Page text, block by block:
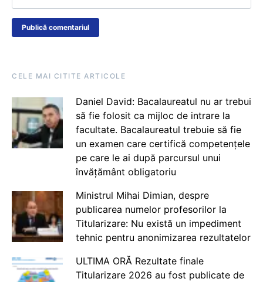
CELE MAI CITITE ARTICOLE
Daniel David: Bacalaureatul nu ar trebui
să fie folosit ca mijloc de intrare la
facultate. Bacalaureatul trebuie să fie
un examen care certifică competențele
pe care le ai după parcursul unui
învățământ obligatoriu
Ministrul Mihai Dimian, despre
publicarea numelor profesorilor la
Titularizare: Nu există un impediment
tehnic pentru anonimizarea rezultatelor
ULTIMA ORĂ Rezultate finale
Titularizare 2026 au fost publicate de